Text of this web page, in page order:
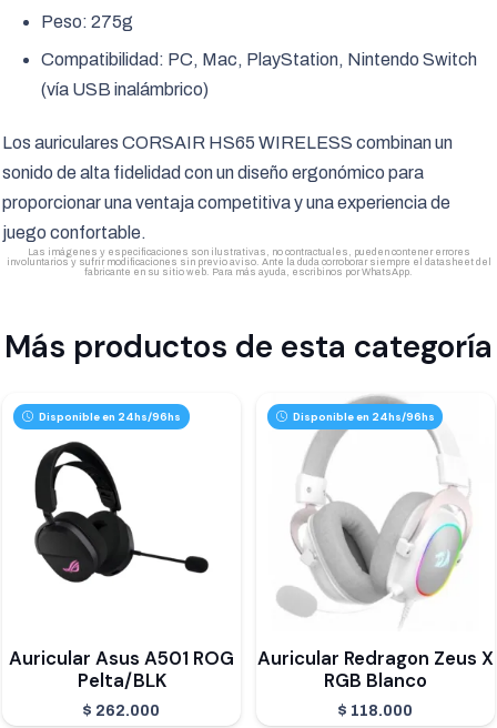
Peso: 275g
Compatibilidad: PC, Mac, PlayStation, Nintendo Switch
(vía USB inalámbrico)
Los auriculares CORSAIR HS65 WIRELESS combinan un
sonido de alta fidelidad con un diseño ergonómico para
proporcionar una ventaja competitiva y una experiencia de
juego confortable.
Las imágenes y especificaciones son ilustrativas, no contractuales, pueden contener errores
involuntarios y sufrir modificaciones sin previo aviso. Ante la duda corroborar siempre el datasheet del
fabricante en su sitio web. Para más ayuda, escribinos por WhatsApp.
Más productos de esta categoría
Disponible en 24hs/96hs
Auricular Asus A501 ROG
Pelta/BLK
$ 262.000
Disponible en 24hs/96hs
Auricular Redragon Zeus X
RGB Blanco
$ 118.000